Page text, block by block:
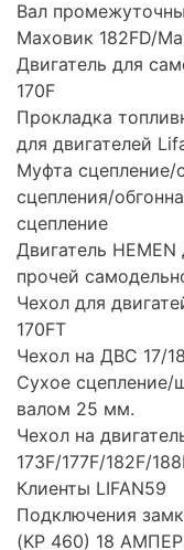
Вал
Маховик 182FD/
Двигатель для
170F
Прокладка
для двигателей
Муфта сцепление/
сцепления/
сцепление
Двигатель
прочей
Чехол для
170FT
Чехол на ДВС 17/
Сухое сцепление/
валом 25 мм.
Чехол на
173F/177F/182F/
Клиенты LIFAN59
Подключения
(KP 460) 18 АМПЕР